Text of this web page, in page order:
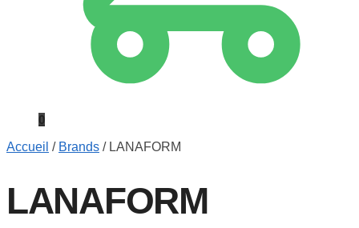
0
Accueil / Brands / LANAFORM
LANAFORM